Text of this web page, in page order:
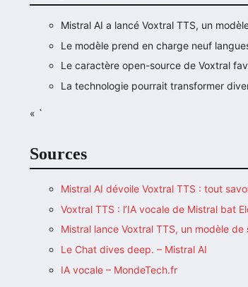
Mistral AI a lancé Voxtral TTS, un
Le modèle prend en charge neuf
Le caractère open-source de Voxtral
La technologie pourrait transformer
« `
Sources
Mistral AI dévoile Voxtral TTS : tout
Voxtral TTS : l’IA vocale de Mistral bat
Mistral lance Voxtral TTS, un modèle
Le Chat dives deep. – Mistral AI
IA vocale – MondeTech.fr